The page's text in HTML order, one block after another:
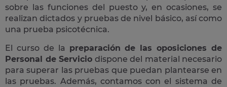
sobre las funciones del puesto y, en ocasiones, se
realizan dictados y pruebas de nivel básico, así como
una prueba psicotécnica.
El curso de la preparación de las oposiciones de
Personal de Servicio dispone del material necesario
para superar las pruebas que puedan plantearse en
las pruebas. Además, contamos con el sistema de